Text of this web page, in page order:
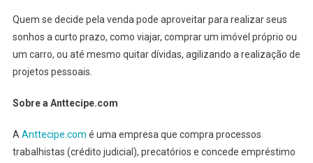
Quem se decide pela venda pode aproveitar para realizar seus
sonhos a curto prazo, como viajar, comprar um imóvel próprio ou
um carro, ou até mesmo quitar dívidas, agilizando a realização de
projetos pessoais.
Sobre a Anttecipe.com
A Anttecipe.com é uma empresa que compra processos
trabalhistas (crédito judicial), precatórios e concede empréstimo